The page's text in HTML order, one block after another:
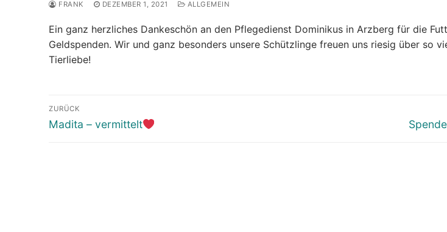
FRANK DEZEMBER 1, 2021 ALLGEMEIN
Ein ganz herzliches Dankeschön an den Pflegedienst Dominikus in Arzberg für die
Geldspenden. Wir und ganz besonders unsere Schützlinge freuen uns riesig über so
Tierliebe!
Beitragsnavigation
ZURÜCK
Vorheriger
Madita – vermittelt
Nächster